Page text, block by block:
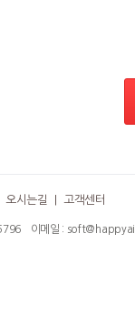
오시는길 |고객센터
55796 이메일 :